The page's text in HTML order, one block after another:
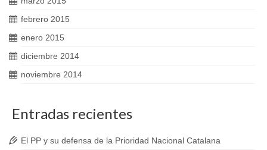
febrero 2015
enero 2015
diciembre 2014
noviembre 2014
Entradas recientes
El PP y su defensa de la Prioridad Nacional Catalana